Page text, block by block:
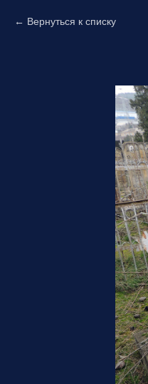
Вернуться к списку